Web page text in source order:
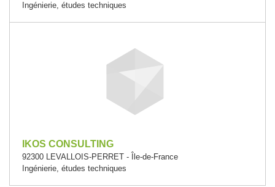
Ingénierie, études techniques
IKOS CONSULTING
92300 LEVALLOIS-PERRET - Île-de-France
Ingénierie, études techniques